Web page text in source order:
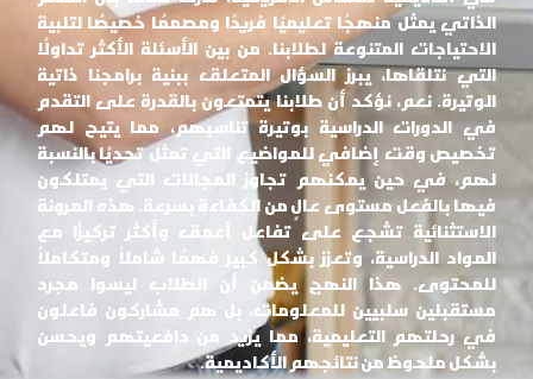
الذاتي يمثل منهجًا تعليميًا فريدًا ومصممًا خصيصًا لتلبية
الاحتياجات المتنوعة لطلابنا. من بين الأسئلة الأكثر تداولًا
التي نتلقاها، يبرز السؤال المتعلق ببنية برامجنا ذاتية
الوتيرة. نعم، نؤكد أن طلابنا يتمتعون بالقدرة على التقدم
في الدورات الدراسية بوتيرة تناسبهم، مما يتيح لهم
تخصيص وقت إضافي للمواضيع التي تمثل تحديًا بالنسبة
لهم، في حين يمكنهم تجاوز المجالات التي يمتلكون
فيها بالفعل مستوى عالٍ من الكفاءة بسرعة. هذه المرونة
الاستثنائية تشجع على تفاعل أعمق وأكثر تركيزًا مع
المواد الدراسية، وتعزز بشكل كبير فهمًا شاملاً ومتكاملاً
للمحتوى. هذا النهج يضمن أن الطلاب ليسوا مجرد
مستقبلين سلبيين للمعلومات، بل هم مشاركون فاعلون
في رحلتهم التعليمية، مما يزيد من دافعيتهم ويحسن
بشكل ملحوظ من نتائجهم الأكاديمية.